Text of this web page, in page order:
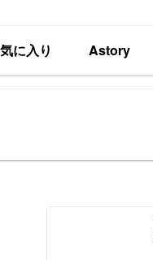
に入り Astory